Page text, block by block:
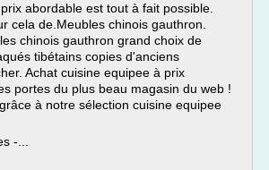
abordable est tout à fait possible.
cela de.Meubles chinois gauthron.
chinois gauthron grand choix de
tibétains copies d'anciens
Achat cuisine equipee à prix
portes du plus beau magasin du web !
à notre sélection cuisine equipee
-...